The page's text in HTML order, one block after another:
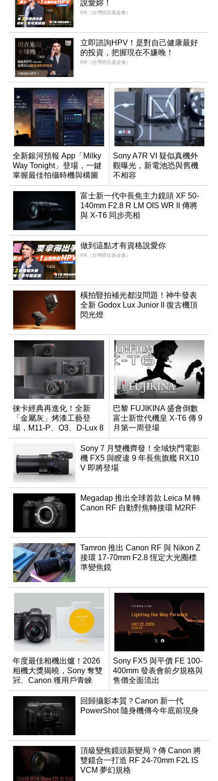
說愛妳！
PR（台灣癌症基金會）
立即諮詢HPV！是對自己健康最好
的投資，把握現在不嫌晚！
PR（台灣癌症基金會）
全新銀河預報 App「Milky
Way Tonight」登場，一鍵
掌握最佳拍攝時機與構圖
Sony A7R VI 疑似真機外
觀曝光，新電池恐與舊機
不相容
富士新一代中長焦主力鏡頭 XF 50-
140mm F2.8 R LM OIS WR II 傳將
與 X-T6 同步亮相
做到這點才有資格說愛你
PR（台灣癌症基金會）
橫拍豎拍補光都沒問題！神牛發表
全新 Godox Lux Junior II 復古機頂
閃光燈
徠卡經典再進化！全新
「金屬灰」烤漆工藝登
場，M11-P、Q3、D-Lux 8
領銜換裝
巴黎 FUJIKINA 盛會倒數
富士新世代機皇 X-T6 傳 9
月第一周登場
Sony 7 月雙機齊發！全域快門電影
機 FX5 與睽違 9 年長焦旗艦 RX10
V 即將登場
Megadap 推出全球首款 Leica M 轉
Canon RF 自動對焦轉接環 M2RF
Tamron 推出 Canon RF 與 Nikon Z
接環 17-70mm F2.8 恆定大光圈標
準變焦鏡
年度最佳相機出爐！2026
相機大獎揭曉，Sony 奪雙
冠、Canon 獲用戶青睞
Sony FX5 與平價 FE 100-
400mm 發表會前夕規格與
售價全面流出
回歸攝影本質？Canon 新一代
PowerShot 隨身機傳今年底前現身
頂級變焦鏡頭新變局？傳 Canon 將
雙鏡合一打造 RF 24-70mm F2L IS
VCM 夢幻規格